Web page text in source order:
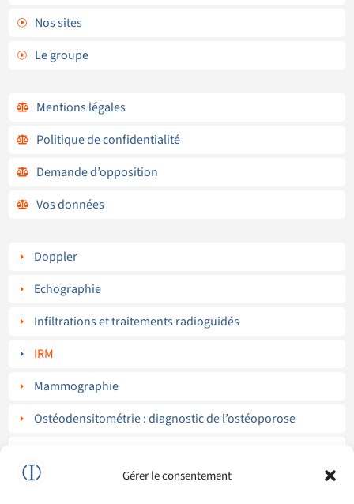
Gérer le consentement
I Nos sites
I Le groupe
 Mentions légales
 Politique de confidentialité
 Demande d’opposition
 Vos données
E Doppler
E Echographie
E Infiltrations et traitements radioguidés
E IRM
E Mammographie
E Ostéodensitométrie : diagnostic de l’ostéoporose
E Radiologie interventionnelle